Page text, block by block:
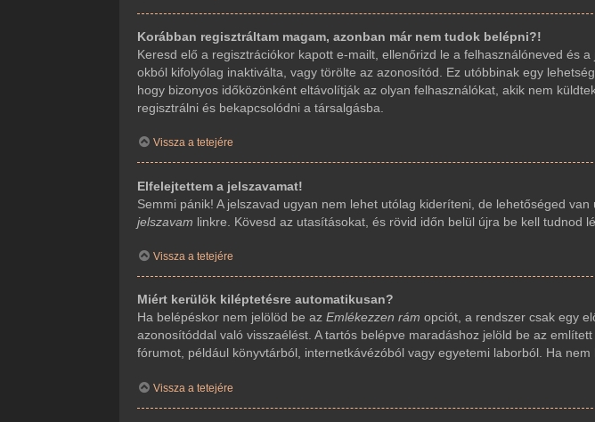
Korábban regisztráltam magam, azonban már nem tudok belépni?!
Keresd elő a regisztrációkor kapott e-mailt, ellenőrizd le a felhasználóneved és
okból kifolyólag inaktiválta, vagy törölte az azonosítód. Ez utóbbinak egy
hogy bizonyos időközönként eltávolítják az olyan felhasználókat, akik nem
regisztrálni és bekapcsolódni a társalgásba.
Vissza a tetejére
Elfelejtettem a jelszavamat!
Semmi pánik! A jelszavad ugyan nem lehet utólag kideríteni, de lehetőséged
jelszavam linkre. Kövesd az utasításokat, és rövid időn belül újra be kell tudnod
Vissza a tetejére
Miért kerülök kiléptetésre automatikusan?
Ha belépéskor nem jelölöd be azEmlékezzen rám opciót, a rendszer csak egy
azonosítóddal való visszaélést. A tartós belépve maradáshoz jelöld be az
fórumot, például könyvtárból, internetkávézóból vagy egyetemi laborból. Ha
Vissza a tetejére